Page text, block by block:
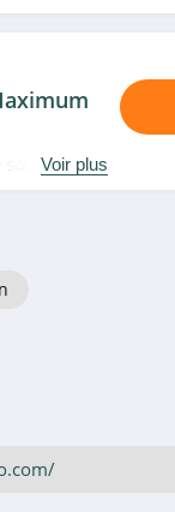
et
Voir plus